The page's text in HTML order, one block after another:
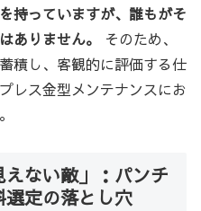
持っていますが、誰もがそ
ありません。
そのため、
積し、客観的に評価する仕
レス金型メンテナンスにお
ない敵」：パンチ
定の落とし穴